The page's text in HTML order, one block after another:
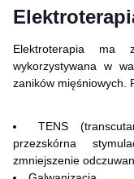
Elektroterapia ma
wykorzystywana w
zaników mięśniowych.
TENS
przezskórna
zmniejszenie